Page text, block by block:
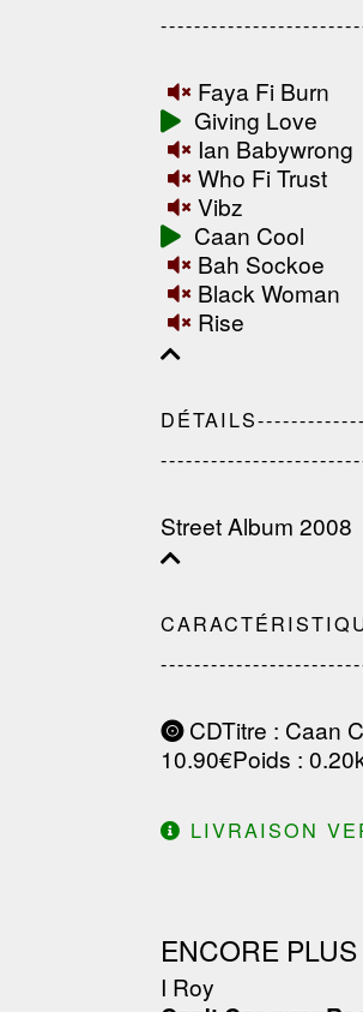
Faya Fi Burn
Giving Love
Ian Babywrong
Who Fi Trust
Vibz
Caan Cool
Bah Sockoe
Black Woman
Rise
Street Album 2008
CDTitre : Caan
10.90€Poids :
LIVRAISON
ENCORE
I Roy